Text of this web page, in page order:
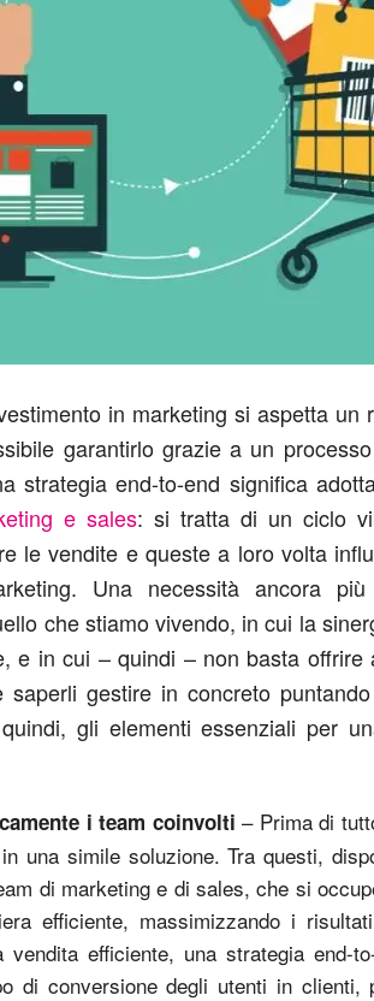
in marketing si aspetta un
garantirlo grazie a un
strategia end-to-end significa
e sales: si tratta di un ciclo
le vendite e queste a loro volta
Una necessità ancora
che stiamo vivendo, in cui la
e in cui – quindi – non basta offrire
gestire in concreto
gli elementi essenziali per
i team coinvolti – Prima di
una simile soluzione. Tra questi,
di marketing e di sales, che si
efficiente, massimizzando i
efficiente, una strategia end-
di conversione degli utenti in clienti,